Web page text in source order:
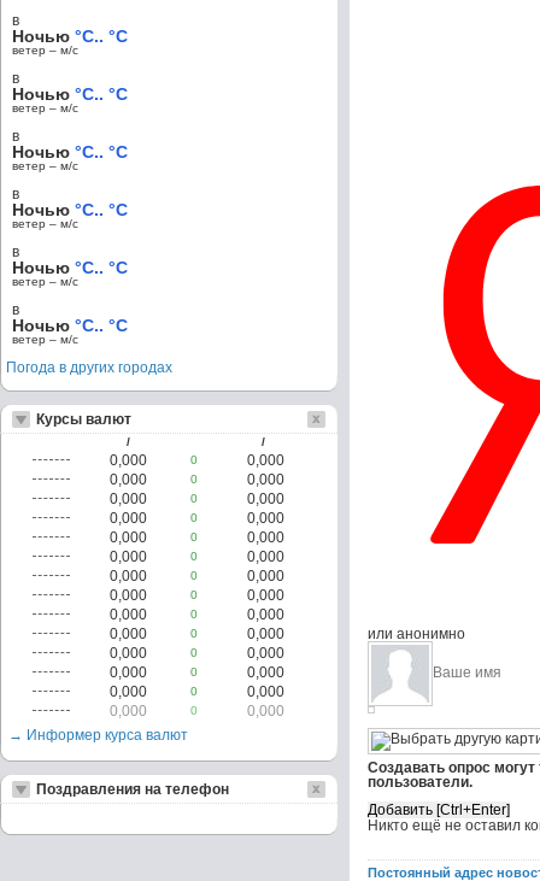
или анонимно
Создавать опрос
пользователи.
Никто ещё не оставил
Постоянный адрес
в
Ночью °C.. °C
ветер – м/c
в
Ночью °C.. °C
ветер – м/c
в
Ночью °C.. °C
ветер – м/c
в
Ночью °C.. °C
ветер – м/c
в
Ночью °C.. °C
ветер – м/c
в
Ночью °C.. °C
ветер – м/c
Погода в других городах
Курсы валют
/ /
0,000 0
0,000
0,000
0
0,000
0,000
0
0,000
0,000
0
0,000
0,000
0
0,000
0,000
0
0,000
0,000
0
0,000
0,000
0
0,000
0,000
0
0,000
0,000
0
0,000
0,000
0
0,000
0,000
0
0,000
0,000
0
0,000
0,000
0
0,000
→ Информер курса валют
Поздравления на телефон